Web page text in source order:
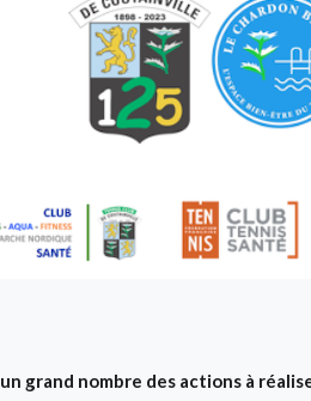
un grand nombre des actions à